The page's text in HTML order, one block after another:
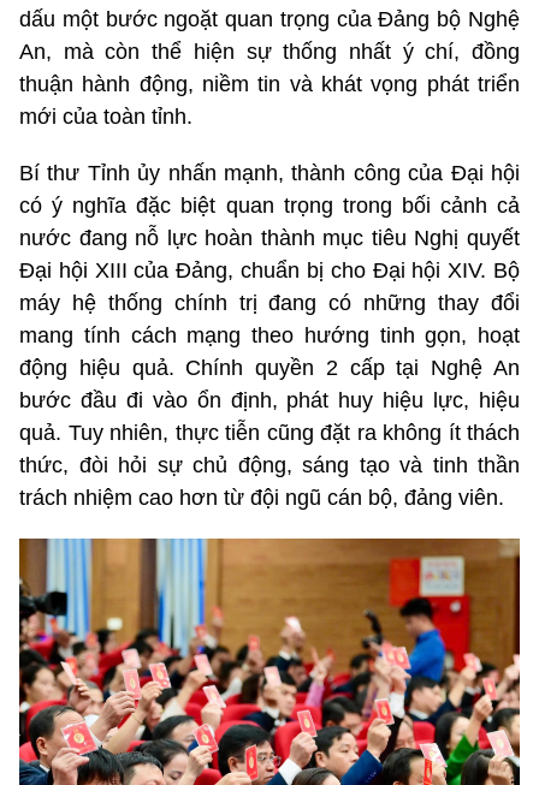
dấu một bước ngoặt quan trọng của Đảng bộ Nghệ
An, mà còn thể hiện sự thống nhất ý chí, đồng
thuận hành động, niềm tin và khát vọng phát triển
mới của toàn tỉnh.
Bí thư Tỉnh ủy nhấn mạnh, thành công của Đại hội
có ý nghĩa đặc biệt quan trọng trong bối cảnh cả
nước đang nỗ lực hoàn thành mục tiêu Nghị quyết
Đại hội XIII của Đảng, chuẩn bị cho Đại hội XIV. Bộ
máy hệ thống chính trị đang có những thay đổi
mang tính cách mạng theo hướng tinh gọn, hoạt
động hiệu quả. Chính quyền 2 cấp tại Nghệ An
bước đầu đi vào ổn định, phát huy hiệu lực, hiệu
quả. Tuy nhiên, thực tiễn cũng đặt ra không ít thách
thức, đòi hỏi sự chủ động, sáng tạo và tinh thần
trách nhiệm cao hơn từ đội ngũ cán bộ, đảng viên.